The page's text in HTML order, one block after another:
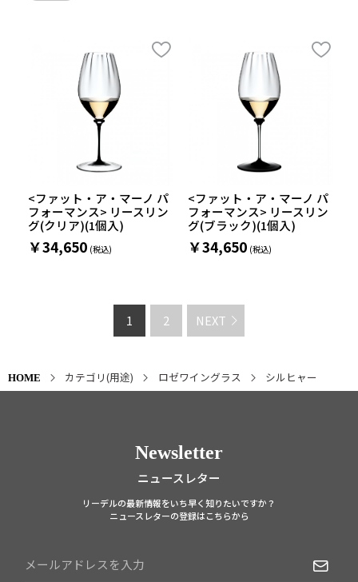
<ファット・ア・マーノ パ
フォーマンス> リースリン
グ(クリア)(1個入)
￥34,650
<ファット・ア・マーノ パ
フォーマンス> リースリン
グ(ブラック)(1個入)
￥34,650
1 2 NEXT
HOME カテゴリ(用途) ロゼワイングラス シルヒャー
Newsletter
ニュースレター
リーデルの最新情報をいち早く知りたいですか？
ニュースレターの登録はこちらから